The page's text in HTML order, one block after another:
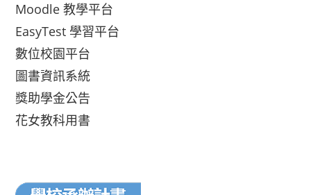
Moodle 教學平台
EasyTest 學習平台
數位校園平台
圖書資訊系統
獎助學金公告
花女教科用書